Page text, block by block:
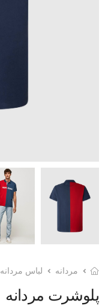
مردانه لباس مردانه
پلوشرت مردانه